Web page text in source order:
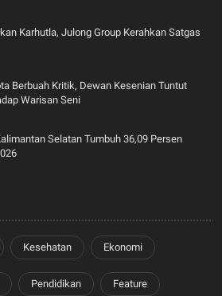
Karhutla, Julong Group Kerahkan Satgas
Berbuah Kritik, Dewan Kesenian Tuntut
Warisan Seni
Selatan Tumbuh 36,09 Persen
Kesehatan Ekonomi
Pendidikan Feature